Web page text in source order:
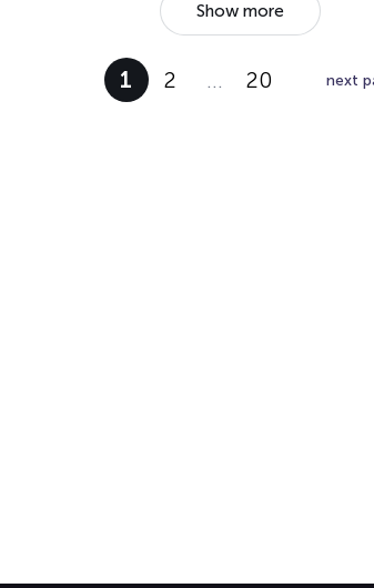
Show more
1 2 … 20 next